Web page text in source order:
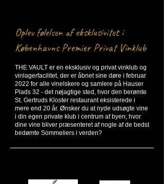
Oplev følelsen af eksklusivitet i
Københavns Premier Privat Vinklub
THE VAULT er en eksklusiv og privat vinklub og
vinlagerfacilitet, der er åbnet sine døre i februar
2022 for alle vinelskere og samlere på Hauser
Plads 32 - det nøjagtige sted, hvor den berømte
St. Gertruds Kloster restaurant eksisterede i
mere end 20 år. Ønsker du at nyde udsøgte vine
i din egen private klub i centrum af byen, hvor
dine vine bliver præsenteret af nogle af de bedst
bedømte Sommeliers i verden?